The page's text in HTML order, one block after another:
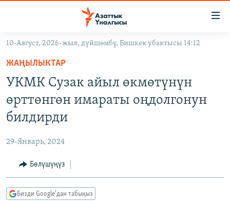
Навигацияга
өтүңүз
Издөөгө
салыңызКЫРГЫЗСТАН
МАДАНИЯТ
УКРАИНА
ТВ ПРОГРАММАЛАР
БҮГҮН АЗАТТЫКТА
ПОДКАСТ
10-Август, 2026-жыл, дүйшөмбү, Бишкек убактысы 14:12
ЖАҢЫЛЫКТАР
УКМК Сузак айыл өкмөтүнүн
өрттөнгөн имараты оңдолгонун
билдирди
29-Январь, 2024
Бөлүшүңүз
Бизди Google'дан табыңыз